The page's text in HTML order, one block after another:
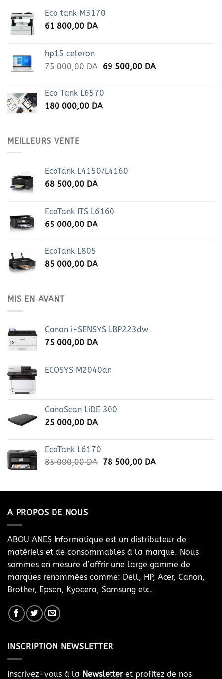
Eco tank M3170
61 800,00 DA
hp15 celeron
75 000,00DA Le
était :
75
69 500,00 DALe
Eco Tank L6570
180 000,00 DA
MEILLEURS VENTE
EcoTank L4150/L4160
68 500,00 DA
EcoTank ITS L6160
65 000,00 DA
EcoTank L805
85 000,00 DA
MIS EN AVANT
Canon i-SENSYS LBP223dw
75 000,00 DA
ECOSYS M2040dn
CanoScan LiDE 300
25 000,00 DA
EcoTank L6170
85 000,00DA Le
était :
78 500,00 DALe
est :
A PROPOS DE NOUS
ABOU ANES Informatique est un distributeur de
matériels et de consommables à la marque. Nous
sommes en mesure d’offrir une large gamme de
marques renommées comme: Dell, HP, Acer, Canon,
Brother, Epson, Kyocera, Samsung etc.
INSCRIPTION NEWSLETTER
Inscrivez-vous à la Newsletteret profitez de nos